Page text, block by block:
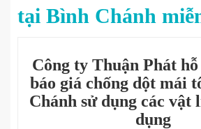
tại Bình Chánh
Công ty Thuận Phát
báo giá chống dột mái
Chánh sử dụng các vật
dụng